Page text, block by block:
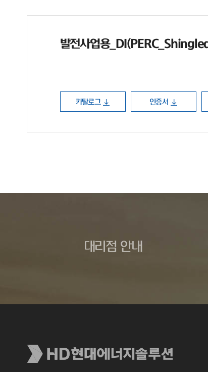
발전사업용
카탈로그 인증서
대리점 안내